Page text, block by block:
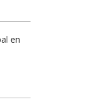
en